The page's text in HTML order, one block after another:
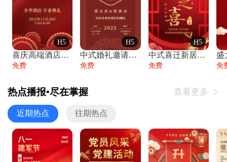
H5
喜庆高端酒店开业大吉邀请函
免费
H5
中式婚礼邀请函中国风传统复古婚礼请柬请帖
免费
H5
中式喜迁新居乔迁之喜邀请函宴会请帖
免费 免
热点播报•尽在掌握 查看更多 
近期热点 往期热点